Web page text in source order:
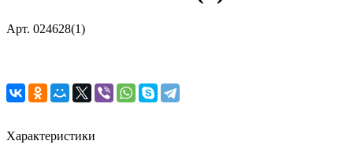
Арт. 024628(1)
Характеристики